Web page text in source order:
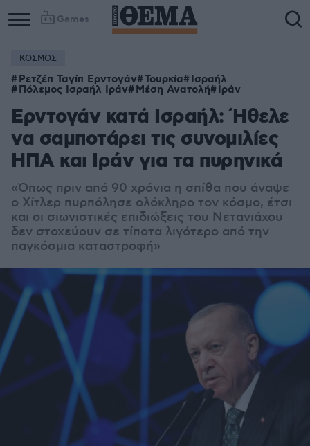
Games
ΚΟΣΜΟΣ
Ρετζέπ Ταγίπ Ερντογάν Τουρκία Ισραήλ
Πόλεμος Ισραήλ Ιράν Μέση Ανατολή Ιράν
Ερντογάν κατά Ισραήλ: Ήθελε
να σαμποτάρει τις συνομιλίες
ΗΠΑ και Ιράν για τα πυρηνικά
«Όπως πριν από 90 χρόνια η σπίθα που άναψε
ο Χίτλερ πυρπόλησε ολόκληρο τον κόσμο, έτσι
και οι σιωνιστικές επιδιώξεις του Νετανιάχου
δεν στοχεύουν σε τίποτα λιγότερο από την
παγκόσμια καταστροφή»